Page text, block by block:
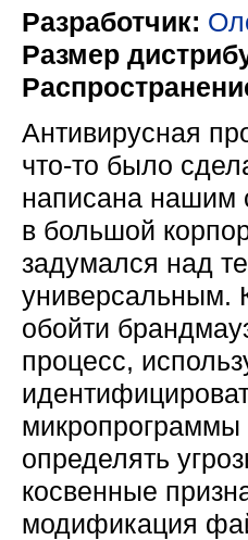
Разработчик:
Размер
Антивирусная
что-то было
написана нашим
в большой
задумался над
универсальным.
обойти
процесс,
микропрограммы
определять
косвенные
модификация